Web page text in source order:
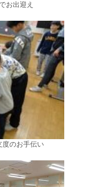
お出迎え
度のお手伝い